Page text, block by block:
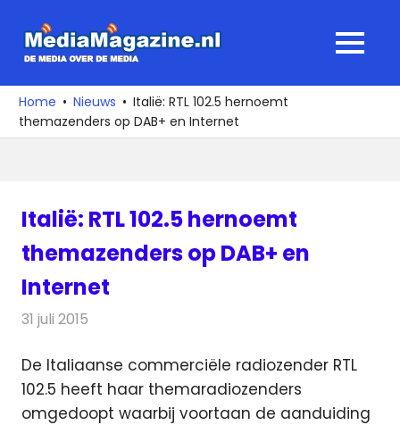
naar
media
over
de
MENU
Home Nieuws
Italië: RTL 102.5 hernoemt
themazenders op DAB+ en Internet
Italië: RTL 102.5 hernoemt
themazenders op DAB+ en
Internet
31 juli 2015
De Italiaanse commerciële radiozender RTL
102.5 heeft haar themaradiozenders
omgedoopt waarbij voortaan de aanduiding